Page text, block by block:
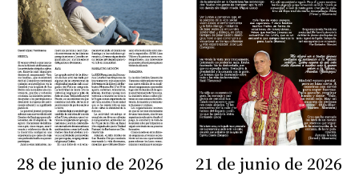
28 de junio de 2026 21 de junio de 2026